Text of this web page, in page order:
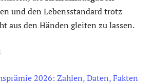
und den Lebensstandard trotz
aus den Händen gleiten zu lassen.
2026: Zahlen, Daten, Fakten